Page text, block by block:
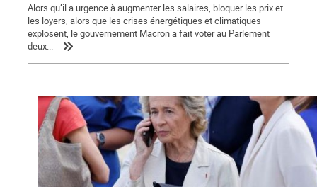
Alors qu’il a urgence à augmenter les salaires, bloquer les prix et
les loyers, alors que les crises énergétiques et climatiques
explosent, le gouvernement Macron a fait voter au Parlement
deux...